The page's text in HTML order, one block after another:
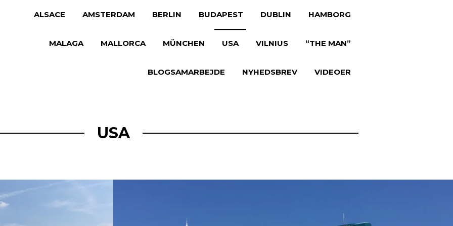
ALSACE AMSTERDAM BERLIN BUDAPEST DUBLIN HAMBORG
MALAGA MALLORCA MÜNCHEN USA VILNIUS “THE MAN”
BLOGSAMARBEJDE NYHEDSBREV VIDEOER
USA